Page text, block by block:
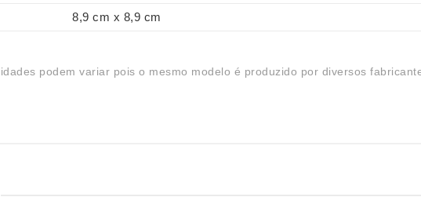
8,9 cm x 8,9 cm
podem variar pois o mesmo modelo é produzido por diversos